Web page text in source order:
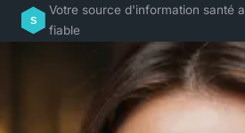
Votre source d'information santé
fiable